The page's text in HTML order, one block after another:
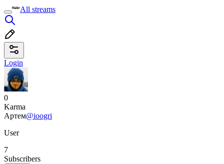
All streams
Login
0
Karma
Артем@ioogri
User
7
Subscribers